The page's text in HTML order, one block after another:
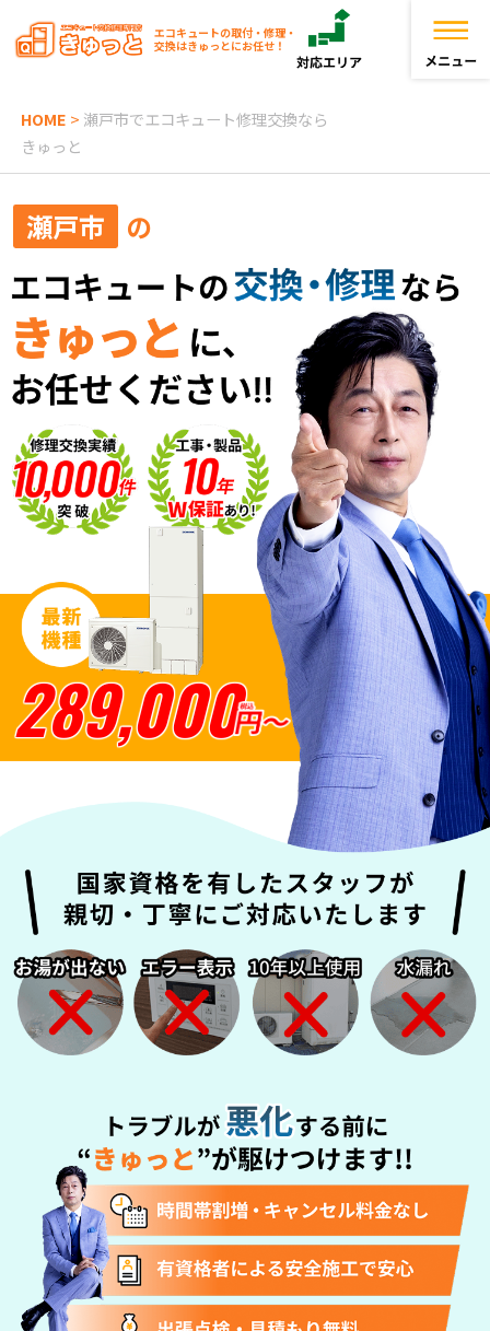
トップページ
きゅっとが選ばれる理由
お役立ち情報
お客様の声
よくある質問
SNSアカウント
エコキュートの取付・修理・
交換はきゅっとにお任せ！
HOME > 瀬戸市でエコキュート修理交換なら
きゅっと
瀬戸市 の
289,000